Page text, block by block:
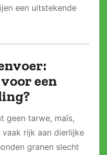
een uitstekende
een
geen tarwe, maïs,
rijk aan dierlijke
granen slecht